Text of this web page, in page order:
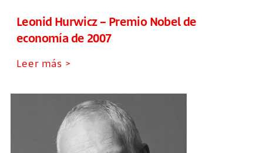
Leonid Hurwicz – Premio Nobel de
economía de 2007
Leer más >